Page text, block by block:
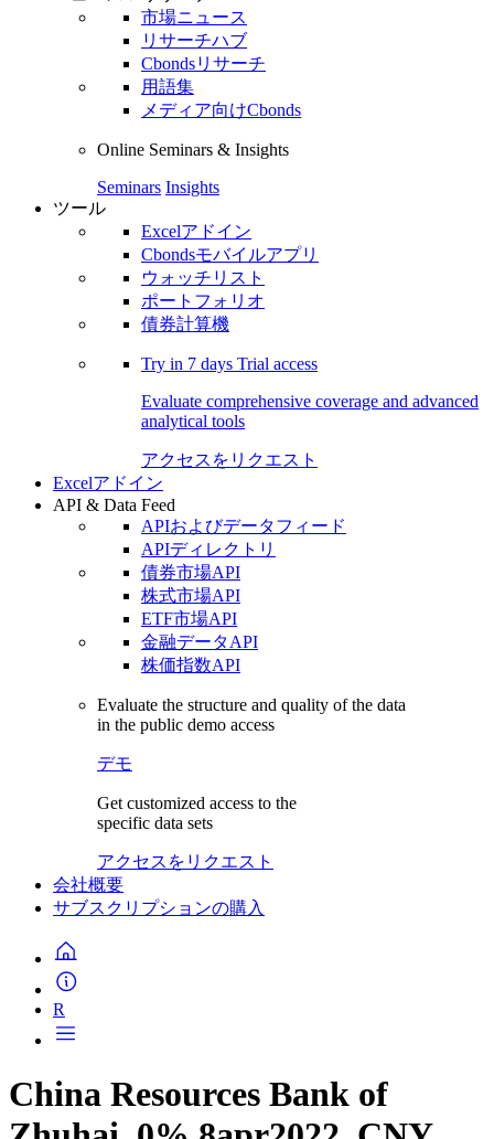
市場ニュース
リサーチハブ
Cbondsリサーチ
用語集
メディア向けCbonds
Online Seminars & Insights
Seminars Insights
ツール
Excelアドイン
Cbondsモバイルアプリ
ウォッチリスト
ポートフォリオ
債券計算機
Try in 7 days Trial access
Evaluate comprehensive coverage and advanced
analytical tools
アクセスをリクエスト
Excelアドイン
API & Data Feed
APIおよびデータフィード
APIディレクトリ
債券市場API
株式市場API
ETF市場API
金融データAPI
株価指数API
Evaluate the structure and quality of the data
in the public demo access
デモ
Get customized access to the
specific data sets
アクセスをリクエスト
会社概要
サブスクリプションの購入
R
China Resources Bank of